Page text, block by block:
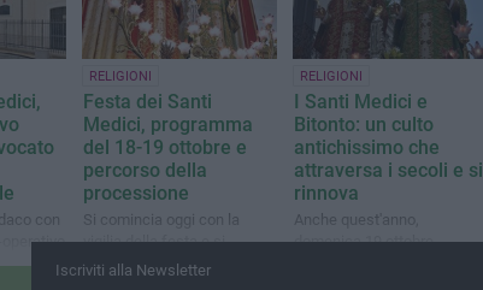
con
operativo
RELIGIONI
Festa dei Santi
Medici, programma
del 18-19 ottobre e
percorso della
processione
Si comincia oggi con la
vigilia della festa e si
proseguirà, domani, con la
RELIGIONI
I Santi Medici e
Bitonto: un culto
antichissimo che
attraversa i secoli e si
rinnova
Anche quest'anno,
domenica 19 ottobre,
Iscriviti alla Newsletter